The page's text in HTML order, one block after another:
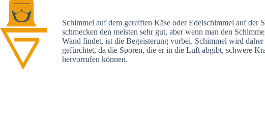
Schimmel auf dem gereiften Käse oder Edelschimmel auf der
schmecken den meisten sehr gut, aber wenn man den
Wand findet, ist die Begeisterung vorbei. Schimmel wird daher
gefürchtet, da die Sporen, die er in die Luft abgibt, schwere
hervorrufen können.